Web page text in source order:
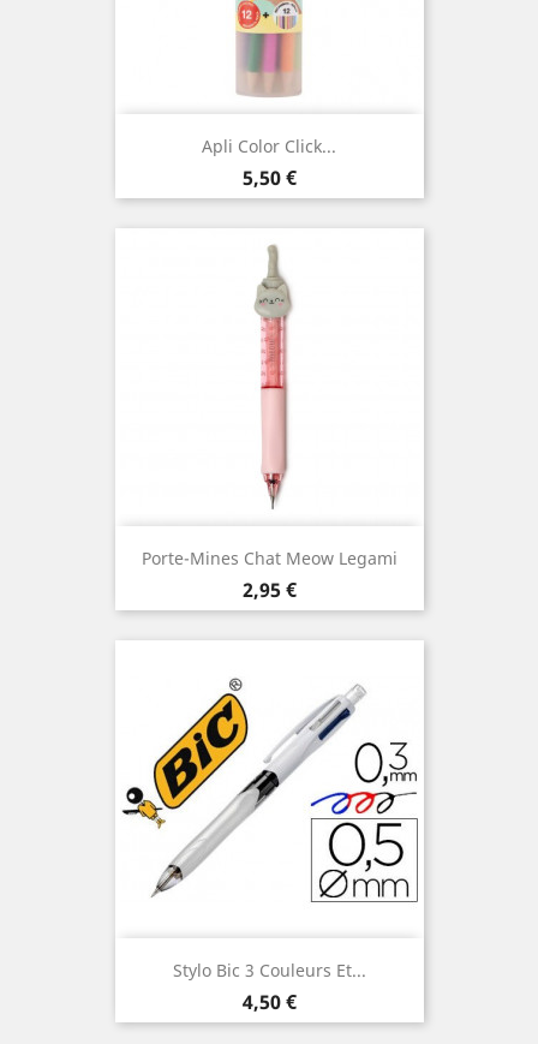
Apli Color Click...
Prix
5,50 €
Porte-Mines Chat Meow Legami
Prix
2,95 €
Stylo Bic 3 Couleurs Et...
Prix
4,50 €